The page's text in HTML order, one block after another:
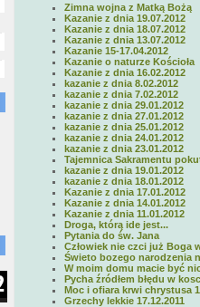
Zimna wojna z Matką Bożą
Kazanie z dnia 19.07.2012
Kazanie z dnia 18.07.2012
Kazanie z dnia 13.07.2012
Kazanie 15-17.04.2012
Kazanie o naturze Kościoła
Kazanie z dnia 16.02.2012
kazanie z dnia 8.02.2012
kazanie z dnia 7.02.2012
kazanie z dnia 29.01.2012
kazanie z dnia 27.01.2012
kazanie z dnia 25.01.2012
kazanie z dnia 24.01.2012
kazanie z dnia 23.01.2012
Tajemnica Sakramentu
kazanie z dnia 19.01.2012
kazanie z dnia 18.01.2012
Kazanie z dnia 17.01.2012
Kazanie z dnia 14.01.2012
Kazanie z dnia 11.01.2012
Droga, którą ide jest...
Pytania do św. Jana
Człowiek nie czci już Boga
Świeto bozego narodzenia
W moim domu macie być
Pycha źródłem błędu w
Moc i ofiara krwi chrystusa
Grzechy lekkie 17.12.2011